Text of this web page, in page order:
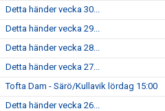
Detta händer vecka 30...
Detta händer vecka 29...
Detta händer vecka 28...
Detta händer vecka 27...
Tofta Dam - Särö/Kullavik lördag 15:00
Detta händer vecka 26...